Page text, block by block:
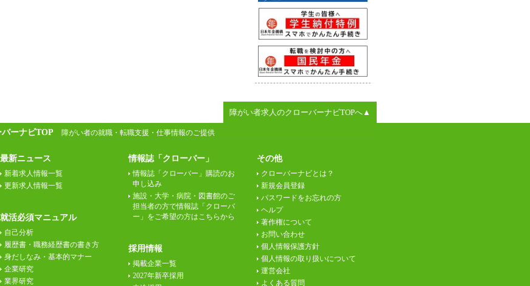
障がい者求人のクローバーナビTOPへ▲
ーナビTOP 障がい者の就職・転職支援・仕事情報のご提供
最新ニュース
新着求人情報一覧
更新求人情報一覧
就活必須マニュアル
自己分析
履歴書・職務経歴書の書き方
身だしなみ・基本的マナー
企業研究
業界研究
情報誌「クローバー」
情報誌「クローバー」購読のお
申し込み
施設・大学・病院・図書館のご
担当者の方で情報誌「クローバ
ー」をご希望の方はこちらから
採用情報
掲載企業一覧
2027年新卒採用
その他
クローバーナビとは？
新規会員登録
パスワードをお忘れの方
ヘルプ
著作権について
お問い合わせ
個人情報保護方針
個人情報の取り扱いについて
運営会社
よくある質問